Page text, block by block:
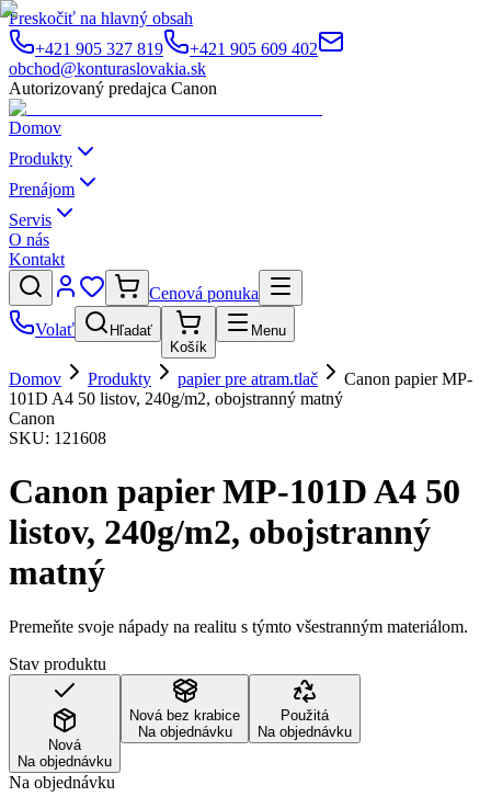
Preskočiť na hlavný obsah
+421 905 327 819
+421 905 609 402
obchod@konturaslovakia.sk
Autorizovaný predajca Canon
Domov
Produkty
Prenájom
Servis
O nás
Kontakt
Cenová ponuka
Volať
Hľadať
Košík
Menu
Domov Produkty papier pre atram.tlač
Canon papier MP-
101D A4 50 listov, 240g/m2, obojstranný matný
Canon
SKU: 121608
Canon papier MP-101D A4 50
listov, 240g/m2, obojstranný
matný
Premeňte svoje nápady na realitu s týmto všestranným materiálom.
Stav produktu
Nová
Na objednávku
Nová bez krabice
Na objednávku
Použitá
Na objednávku
Na objednávku